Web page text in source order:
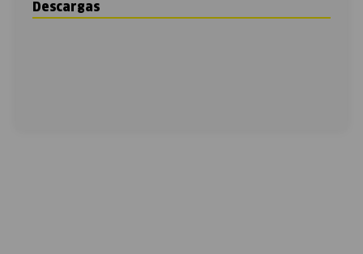
Descargas